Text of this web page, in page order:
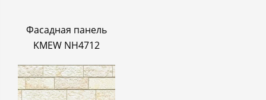
Фасадная панель
KMEW NH4712